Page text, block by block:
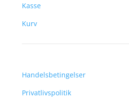
Kasse
Kurv
Handelsbetingelser
Privatlivspolitik